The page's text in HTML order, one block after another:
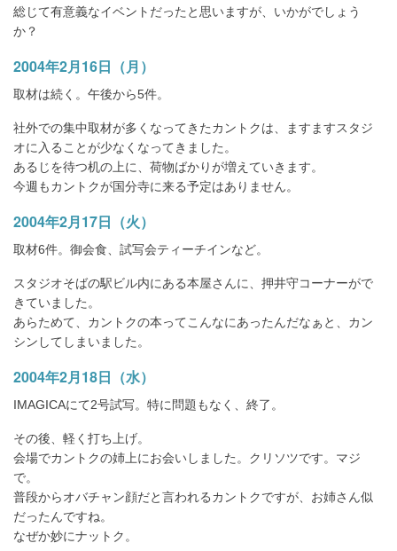
総じて有意義なイベントだったと思いますが、いかがでしょう
か？
2004年2月16日（月）
取材は続く。午後から5件。
社外での集中取材が多くなってきたカントクは、ますますスタジ
オに入ることが少なくなってきました。
あるじを待つ机の上に、荷物ばかりが増えていきます。
今週もカントクが国分寺に来る予定はありません。
2004年2月17日（火）
取材6件。御会食、試写会ティーチインなど。
スタジオそばの駅ビル内にある本屋さんに、押井守コーナーがで
きていました。
あらためて、カントクの本ってこんなにあったんだなぁと、カン
シンしてしまいました。
2004年2月18日（水）
IMAGICAにて2号試写。特に問題もなく、終了。
その後、軽く打ち上げ。
会場でカントクの姉上にお会いしました。クリソツです。マジ
で。
普段からオバチャン顔だと言われるカントクですが、お姉さん似
だったんですね。
なぜか妙にナットク。